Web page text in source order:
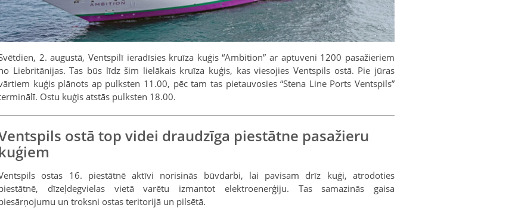
2. augustā, Ventspilī ieradīsies kruīza kuģis “Ambition” ar aptuveni 1200 pasažieriem
Liebritānijas. Tas būs līdz šim lielākais kruīza kuģis, kas viesojies Ventspils ostā. Pie jūras
kuģis plānots ap pulksten 11.00, pēc tam tas pietauvosies “Stena Line Ports Ventspils”
Ostu kuģis atstās pulksten 18.00.
ostā top videi draudzīga piestātne pasažieru
kuģiem
ostas 16. piestātnē aktīvi norisinās būvdarbi, lai pavisam drīz kuģi, atrodoties
dīzeļdegvielas vietā varētu izmantot elektroenerģiju. Tas samazinās gaisa
un troksni ostas teritorijā un pilsētā.